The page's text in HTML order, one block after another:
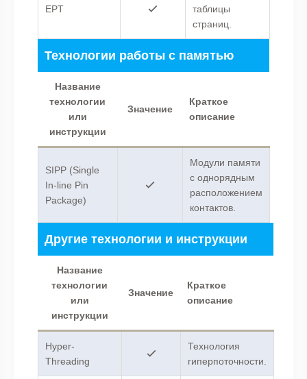
EPT
таблицы
страниц.
Технологии работы с памятью
Название
технологии
или
инструкции
Значение
Краткое
описание
SIPP (Single
In-line Pin
Package)
Модули памяти
с однорядным
расположением
контактов.
Другие технологии и инструкции
Название
технологии
или
инструкции
Значение
Краткое
описание
Hyper-
Threading
Технология
гиперпоточности.